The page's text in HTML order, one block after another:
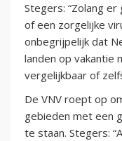
Stegers: “Zolang
of een zorgelijke
onbegrijpelijk dat
landen op vakantie
vergelijkbaar of
De VNV roept op
gebieden met een
te staan. Stegers: